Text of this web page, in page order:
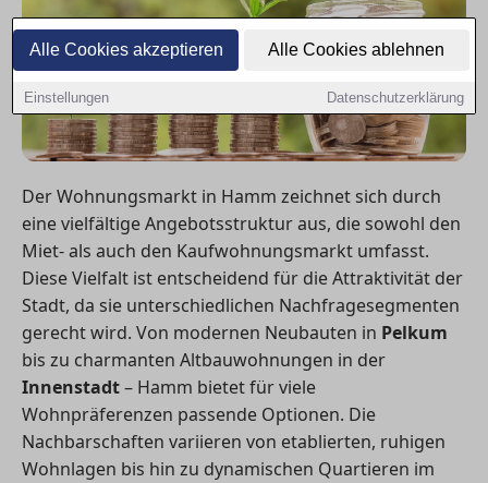
Alle Cookies akzeptieren Alle Cookies ablehnen
Einstellungen Datenschutzerklärung
Der Wohnungsmarkt in Hamm zeichnet sich durch
eine vielfältige Angebotsstruktur aus, die sowohl den
Miet- als auch den Kaufwohnungsmarkt umfasst.
Diese Vielfalt ist entscheidend für die Attraktivität der
Stadt, da sie unterschiedlichen Nachfragesegmenten
gerecht wird. Von modernen Neubauten in Pelkum
bis zu charmanten Altbauwohnungen in der
Innenstadt– Hamm bietet für viele
Wohnpräferenzen passende Optionen. Die
Nachbarschaften variieren von etablierten, ruhigen
Wohnlagen bis hin zu dynamischen Quartieren im